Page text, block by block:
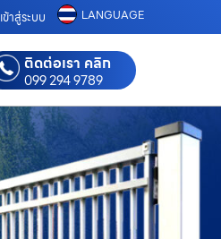
เข้าสู่ระบบ LANGUAGE
ติดต่อเรา คลิก
099 294 9789